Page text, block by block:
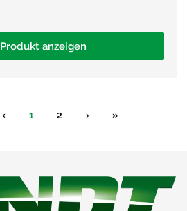
Produkt anzeigen
‹ 1 2 › »